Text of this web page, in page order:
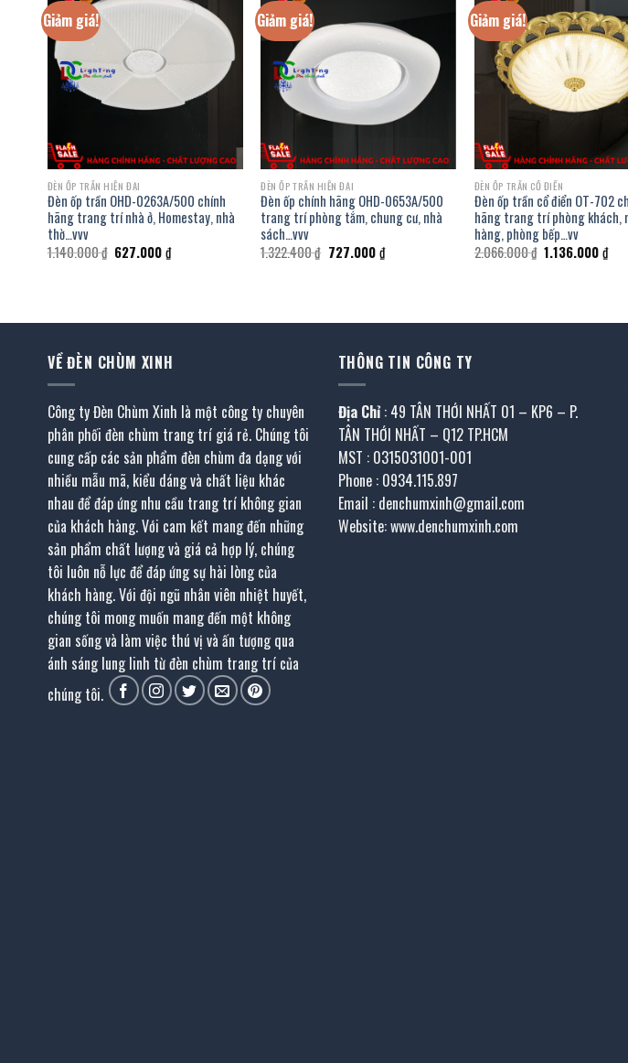
Giảm giá!
ĐÈN ỐP TRẦN HIỆN ĐẠI
Đèn ốp trần OHD-0263A/500 chính
hãng trang trí nhà ở, Homestay, nhà
thờ…vvv
1.140.000₫ Giá
gốc
627.000₫Giá
Giảm giá!
ĐÈN ỐP TRẦN HIỆN ĐẠI
Đèn ốp chính hãng OHD-0653A/500
trang trí phòng tắm, chung cư, nhà
sách…vvv
1.322.400₫ Giá
gốc
727.000₫Giá
hiện
Giảm giá!
ĐÈN ỐP TRẦN CỔ ĐIỂN
Đèn ốp trần cổ điển OT-702
hãng trang trí phòng khách,
hàng, phòng bếp…vv
2.066.000₫ Giá
gốc
1.136.000₫Giá
VỀ ĐÈN CHÙM XINH
Công ty Đèn Chùm Xinh là một công ty chuyên
phân phối đèn chùm trang trí giá rẻ. Chúng tôi
cung cấp các sản phẩm đèn chùm đa dạng với
nhiều mẫu mã, kiểu dáng và chất liệu khác
nhau để đáp ứng nhu cầu trang trí không gian
của khách hàng. Với cam kết mang đến những
sản phẩm chất lượng và giá cả hợp lý, chúng
tôi luôn nỗ lực để đáp ứng sự hài lòng của
khách hàng. Với đội ngũ nhân viên nhiệt huyết,
chúng tôi mong muốn mang đến một không
gian sống và làm việc thú vị và ấn tượng qua
ánh sáng lung linh từ đèn chùm trang trí của
chúng tôi.
THÔNG TIN CÔNG TY
Địa Chỉ : 49 TÂN THỚI NHẤT 01 – KP6 – P.
TÂN THỚI NHẤT – Q12 TP.HCM
MST : 0315031001-001
Phone : 0934.115.897
Email : denchumxinh@gmail.com
Website: www.denchumxinh.com